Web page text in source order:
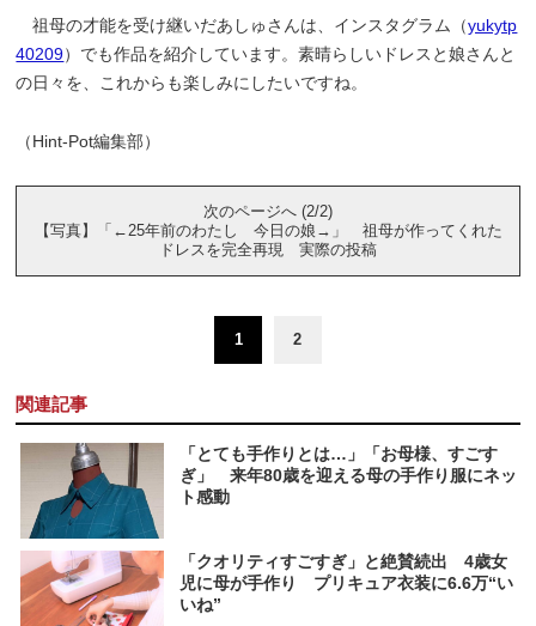
祖母の才能を受け継いだあしゅさんは、インスタグラム（yukytp
40209）でも作品を紹介しています。素晴らしいドレスと娘さんと
の日々を、これからも楽しみにしたいですね。
（Hint-Pot編集部）
次のページへ (2/2)
【写真】「←25年前のわたし 今日の娘→」 祖母が作ってくれた
ドレスを完全再現 実際の投稿
1 2
関連記事
「とても手作りとは…」「お母様、すごす
ぎ」 来年80歳を迎える母の手作り服にネッ
ト感動
「クオリティすごすぎ」と絶賛続出 4歳女
児に母が手作り プリキュア衣装に6.6万“い
いね”